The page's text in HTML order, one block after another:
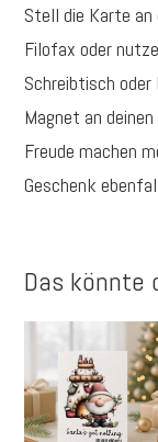
Stell die Karte an
Filofax oder
Schreibtisch
Magnet an
Freude machen
Geschenk
Das könnte